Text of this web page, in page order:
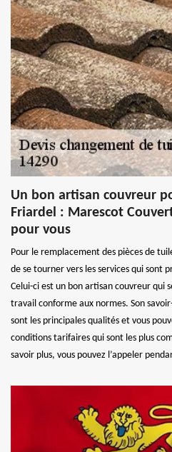
Un bon artisan couvreur
Friardel : Marescot
pour vous
Pour le remplacement des pièces de
de se tourner vers les services qui sont
Celui-ci est un bon artisan couvreur qui
travail conforme aux normes. Son
sont les principales qualités et vous
conditions tarifaires qui sont les plus
savoir plus, vous pouvez l’appeler